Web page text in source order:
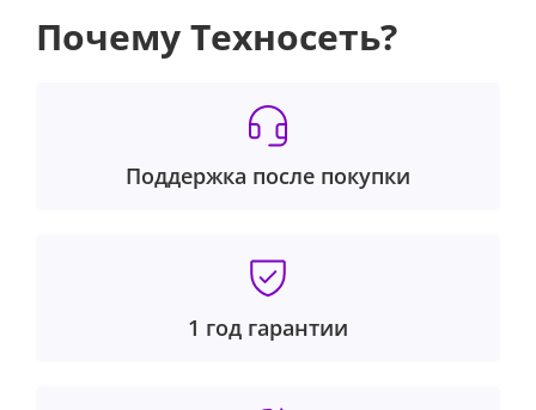
Почему Техносеть?
Поддержка после покупки
1 год гарантии